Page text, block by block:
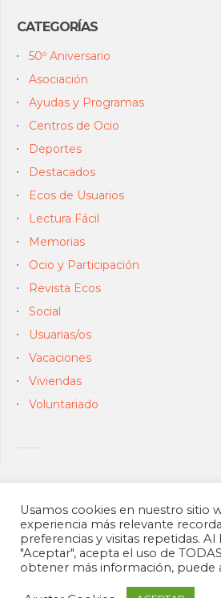
CATEGORÍAS
50º Aniversario
Asociación
Ayudas y Programas
Centros de Ocio
Deportes
Destacados
Ecos de Usuarios
Lectura Fácil
Memorias
Ocio y Participación
Revista Ecos
Social
Usuarias/os
Vacaciones
Viviendas
Voluntariado
Usamos cookies en nuestro sitio
experiencia más relevante
preferencias y visitas repetidas. Al
"Aceptar", acepta el uso de
obtener más información, puede